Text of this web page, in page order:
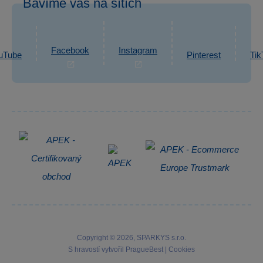
Reklamace
Informace o zpracování osobních údajů
eshop@sparkys.cz
Napsat zprávu
Bavíme vás na sítích
Facebook Instagram Pinterest
Copyright © 2026, SPARKYS s.r.o.
S hravostí vytvořil
PragueBest Cookies